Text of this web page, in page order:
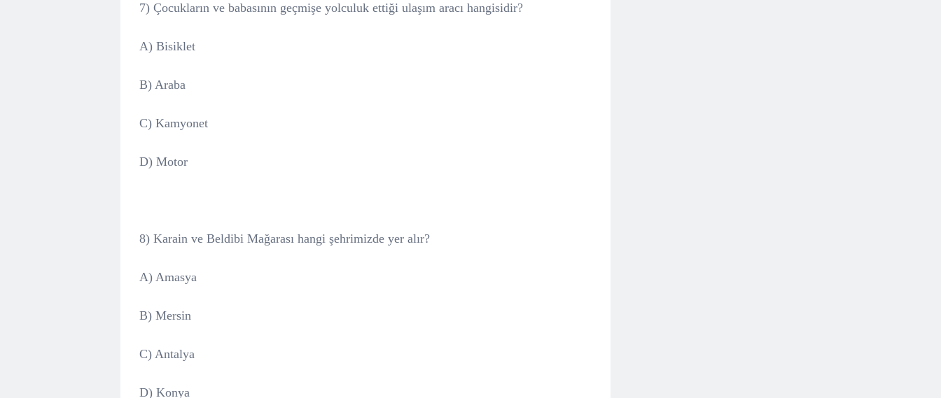
7) Çocukların ve babasının geçmişe yolculuk ettiği ulaşım aracı hangisidir?
A) Bisiklet
B) Araba
C) Kamyonet
D) Motor
8) Karain ve Beldibi Mağarası hangi şehrimizde yer alır?
A) Amasya
B) Mersin
C) Antalya
D) Konya